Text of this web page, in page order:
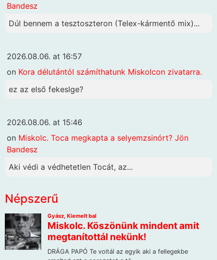
Bandesz
Dúl bennem a tesztoszteron (Telex-kármentő mix)...
2026.08.06. at 16:57
on Kora délutántól számíthatunk Miskolcon zivatarra.
ez az első fekeslge?
2026.08.06. at 15:46
on Miskolc. Toca megkapta a selyemzsinórt? Jön
Bandesz
Aki védi a védhetetlen Tocát, az...
Népszerű